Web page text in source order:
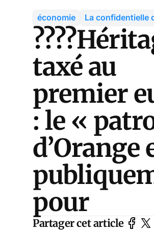
économie La confidentielle
taxé au
premier
: le «
d’Orange
pour
Partager cet article